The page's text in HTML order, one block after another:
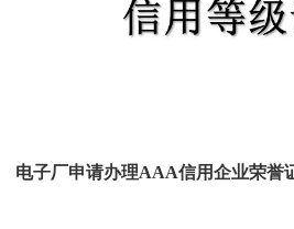
电子厂申请办理AAA信用企业荣誉